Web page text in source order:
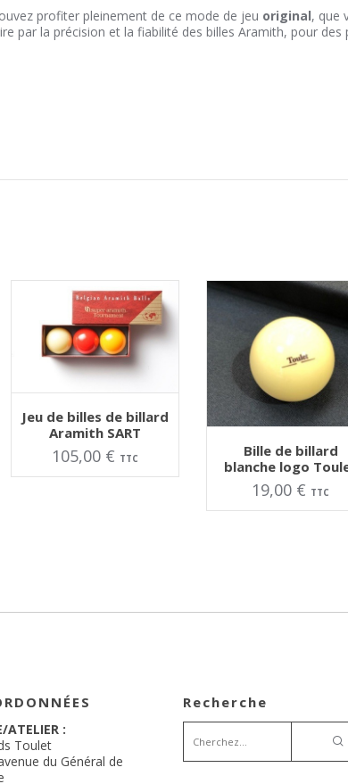
profiter pleinement de ce mode de jeu original, que
par la précision et la fiabilité des billes Aramith, pour des
Jeu de billes de billard
Aramith SART
105,00 € TTC
Ce
produit
a
plusieurs
variations.
Les
du
Bille de billard
blanche logo
19,00 € TTC
ATELIER :
Toulet
du Général de
Recherche